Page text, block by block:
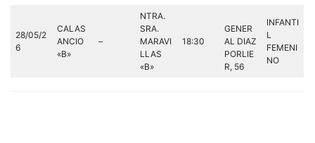
28/05/2
6
CALAS
ANCIO
«B»
–
NTRA.
SRA.
MARAVI
LLAS
«B»
18:30
GENER
AL DIAZ
PORLIE
R, 56
INFANTI
L
FEMENI
NO